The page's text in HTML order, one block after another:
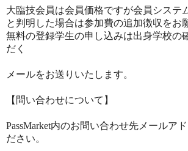
大臨技会員は会員価格ですが会員システ
と判明した場合は参加費の追加徴収をお
無料の登録学生の申し込みは出身学校の
だく
メールをお送りいたします。
【問い合わせについて】
PassMarket内のお問い合わせ先メールア
ださい。